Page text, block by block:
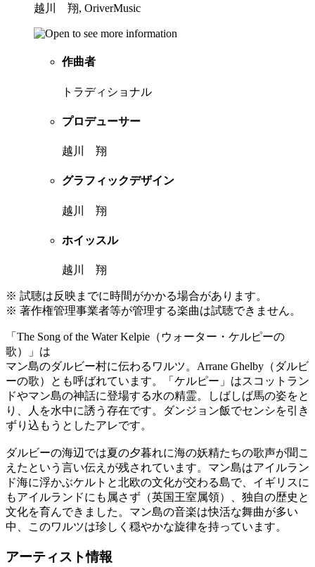
越川 翔, OriverMusic
作曲者
トラディショナル
プロデューサー
越川 翔
グラフィックデザイン
越川 翔
ホイッスル
越川 翔
※ 試聴は反映までに時間がかかる場合があります。
※ 著作権管理事業者等が管理する楽曲は試聴できません。
「The Song of the Water Kelpie（ウォーター・ケルピーの
歌）」は
マン島のダルビー村に伝わるワルツ。Arrane Ghelby（ダルビ
ーの歌）とも呼ばれています。「ケルピー」はスコットラン
ドやマン島の神話に登場する水の精霊。しばしば馬の姿をと
り、人を水中に誘う存在です。ダンジョン飯でセンシを引き
ずり込もうとしたアレです。
ダルビーの海辺では夏の夕暮れに海の妖精たちの歌声が聞こ
えたという言い伝えが残されています。マン島はアイルラン
ド海に浮かぶケルトと北欧の文化が交わる島で、イギリスに
もアイルランドにも属さず（英国王室属領）、独自の歴史と
文化を育んできました。マン島の音楽は快活な舞曲が多い
中、このワルツは珍しく穏やかな旋律を持っています。
アーティスト情報